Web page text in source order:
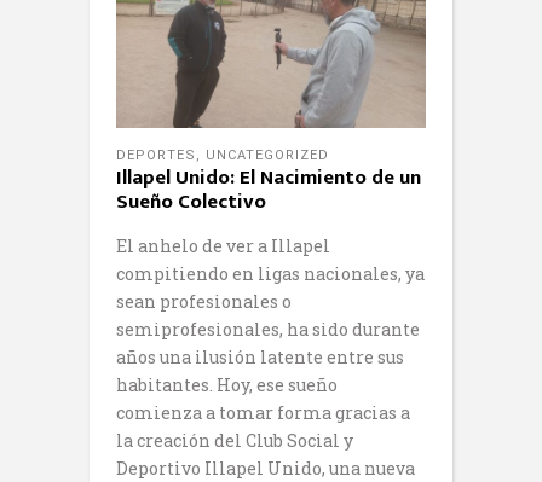
DEPORTES , UNCATEGORIZED
Illapel Unido: El Nacimiento de un
Sueño Colectivo
El anhelo de ver a Illapel
compitiendo en ligas nacionales, ya
sean profesionales o
semiprofesionales, ha sido durante
años una ilusión latente entre sus
habitantes. Hoy, ese sueño
comienza a tomar forma gracias a
la creación del Club Social y
Deportivo Illapel Unido, una nueva